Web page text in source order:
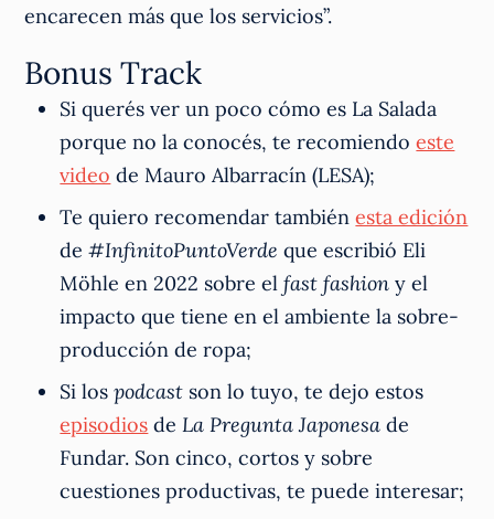
encarecen más que los servicios”.
Bonus Track
Si querés ver un poco cómo es La Salada
porque no la conocés, te recomiendoeste
video de Mauro Albarracín (LESA);
Te quiero recomendar tambiénesta edición
de#InfinitoPuntoVerde que escribió Eli
Möhle en 2022 sobre elfast fashion y el
impacto que tiene en el ambiente la sobre-
producción de ropa;
Si lospodcast son lo tuyo, te dejo estos
episodios deLa Pregunta Japonesade
Fundar. Son cinco, cortos y sobre
cuestiones productivas, te puede interesar;